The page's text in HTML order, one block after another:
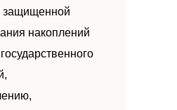
защищенной
накоплений